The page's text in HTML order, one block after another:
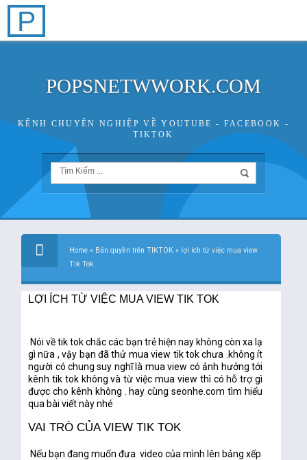
P
POPSNETWWORK.COM
KÊNH CHUYÊN NGHIỆP VỀ YOUTUBE - FACEBOOK -
TIKTOK
Home » Bản quyền trên TIKTOK » lợi ích từ việc mua view
Tik Tok
LỢI ÍCH TỪ VIỆC MUA VIEW TIK TOK
Nói về tik tok chắc các bạn trẻ hiện nay không còn xa lạ
gì nữa , vậy bạn đã thử mua view tik tok chưa .không ít
người có chung suy nghĩ là mua view có ảnh hưởng tới
kênh tik tok không và từ việc mua view thì có hỗ trợ gì
được cho kênh không . hay cùng seonhe.com tìm hiểu
qua bài viết này nhé
VAI TRÒ CỦA VIEW TIK TOK
Nếu bạn đang muốn đưa video của mình lên bảng xếp